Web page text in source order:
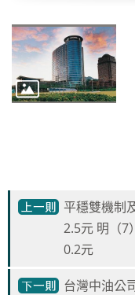
平穩雙機制
2.5元 明（7
0.2元
台灣中油公